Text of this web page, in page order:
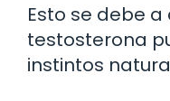
Esto se debe
testosterona
instintos